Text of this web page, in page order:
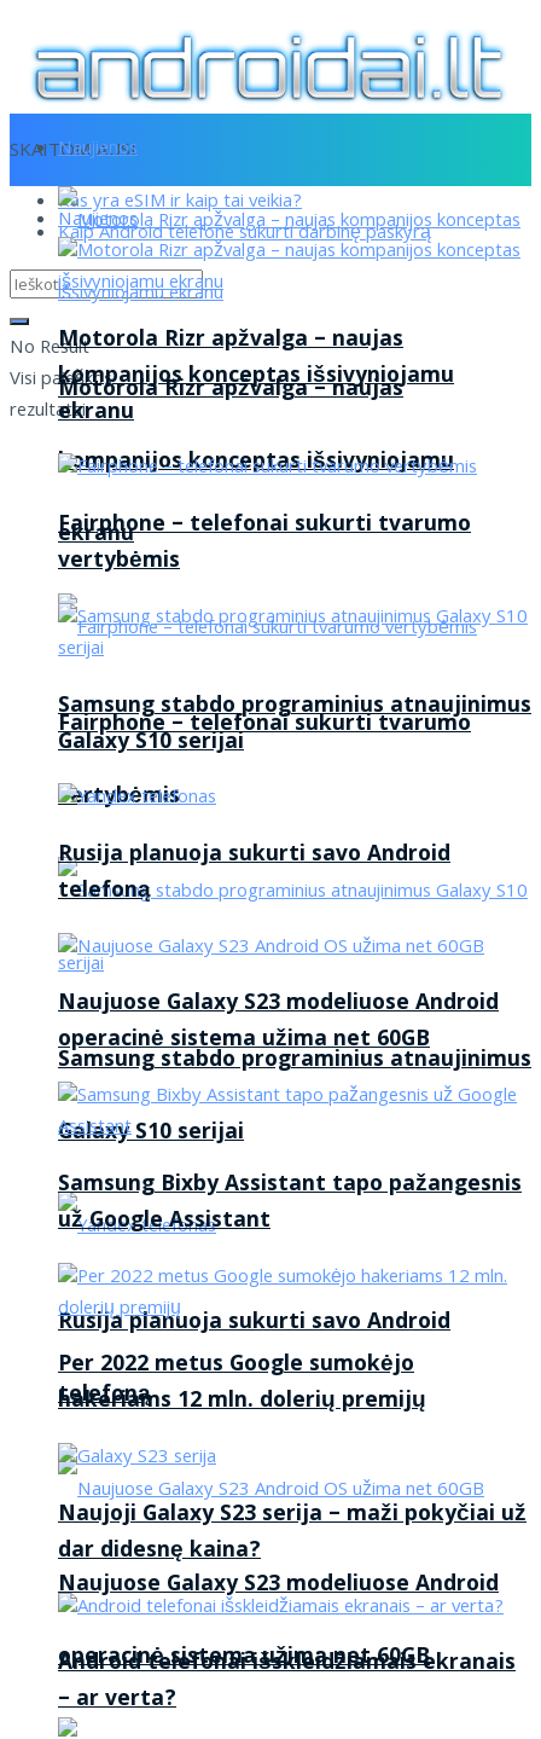
SKAITOMIAUSI
Kas yra eSIM ir kaip tai veikia?
Kaip Android telefone sukurti darbinę paskyrą
No Result
Visi paieškos
rezultatai
Naujienos
Motorola Rizr apžvalga – naujas
kompanijos konceptas išsivyniojamu
ekranu
Fairphone – telefonai sukurti tvarumo
vertybėmis
Samsung stabdo programinius atnaujinimus
Galaxy S10 serijai
Rusija planuoja sukurti savo Android
telefoną
Naujuose Galaxy S23 modeliuose Android
operacinė sistema užima net 60GB
Naujienos
Motorola Rizr apžvalga – naujas
kompanijos konceptas išsivyniojamu
ekranu
Fairphone – telefonai sukurti tvarumo
vertybėmis
Samsung stabdo programinius atnaujinimus
Galaxy S10 serijai
Rusija planuoja sukurti savo Android
telefoną
Naujuose Galaxy S23 modeliuose Android
operacinė sistema užima net 60GB
Samsung Bixby Assistant tapo pažangesnis
už Google Assistant
Per 2022 metus Google sumokėjo
hakeriams 12 mln. dolerių premijų
Naujoji Galaxy S23 serija – maži pokyčiai už
dar didesnę kaina?
Android telefonai išskleidžiamais ekranais
– ar verta?